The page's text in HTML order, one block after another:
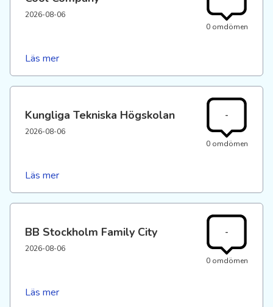
2026-08-06
0 omdömen
Läs mer
Kungliga Tekniska Högskolan
2026-08-06
-
0 omdömen
Läs mer
BB Stockholm Family City
2026-08-06
-
0 omdömen
Läs mer